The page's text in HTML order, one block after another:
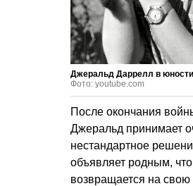
Джеральд Даррелл в юности
Фото: youtube.com
После окончания
Джеральд принимает
нестандартное
объявляет родным, что
возвращается на свою